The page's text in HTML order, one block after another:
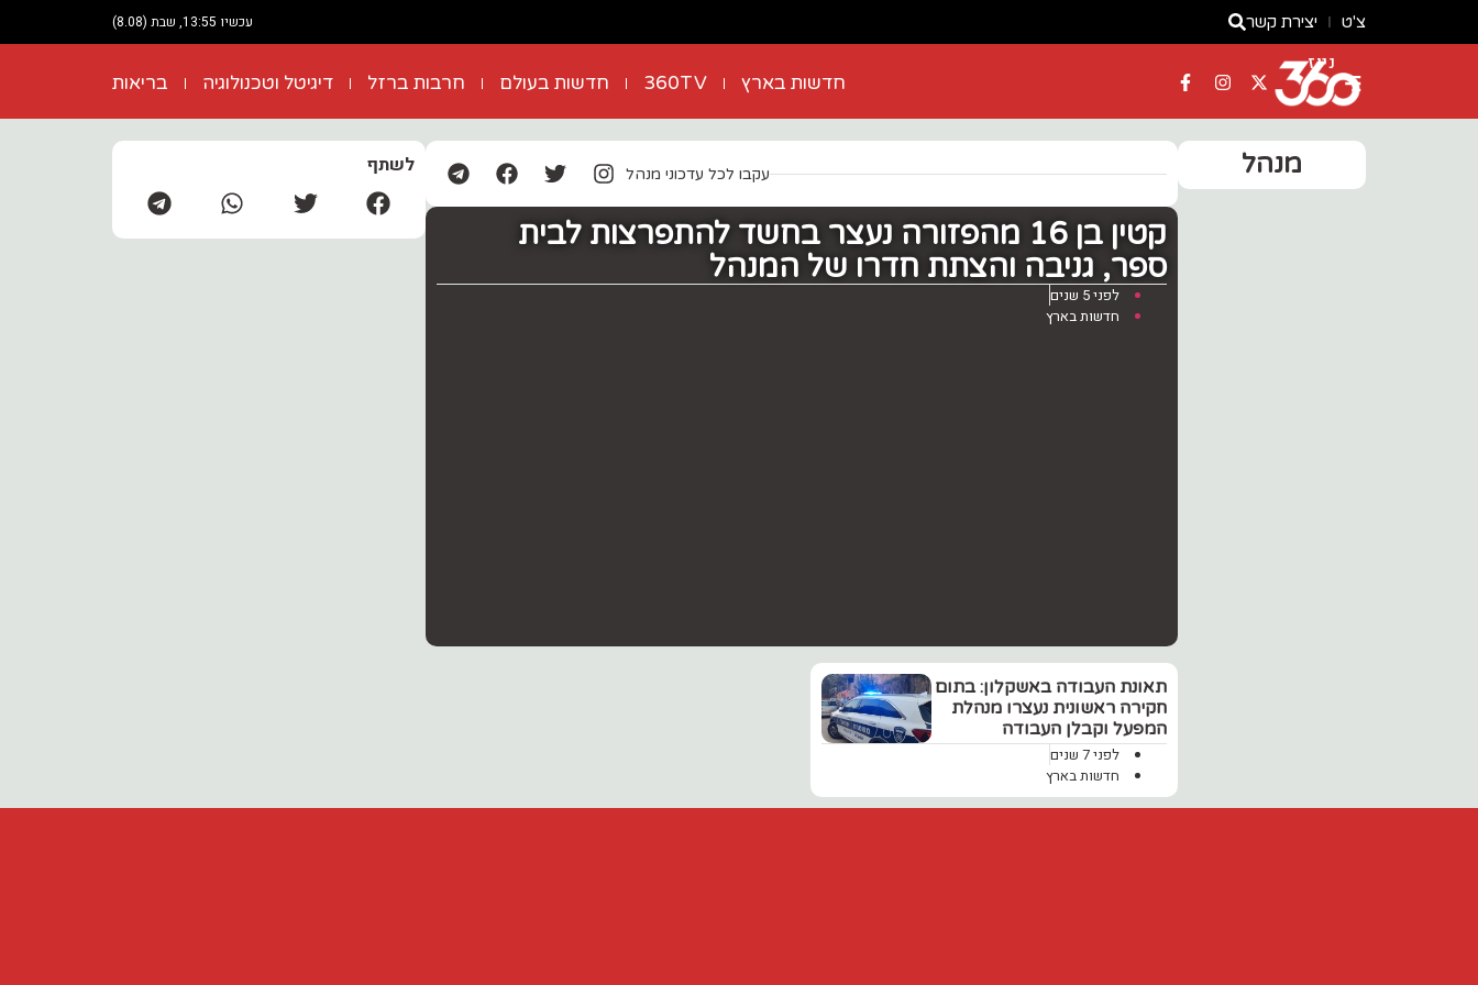
צ'ט יצירת קשר עכשיו 13:55, שבת (8.08)
ניוז
חדשות בארץ 360TV חדשות בעולם חרבות ברזל דיגיטל וטכנולוגיה בריאות
מנהל עקבו לכל עדכוני מנהל
קטין בן 16 מהפזורה נעצר בחשד להתפרצות לבית
ספר, גניבה והצתת חדרו של המנהל
לפני 5 שנים
חדשות בארץ
תאונת העבודה באשקלון: בתום
חקירה ראשונית נעצרו מנהלת
המפעל וקבלן העבודה
לפני 7 שנים
חדשות בארץ
לשתף